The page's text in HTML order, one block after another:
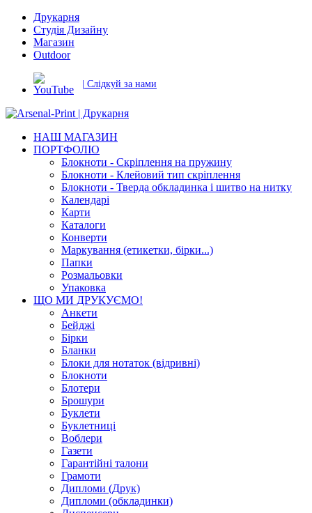
Друкарня
Студія Дизайну
Магазин
Outdoor
| Слідкуй за нами
НАШ МАГАЗИН
ПОРТФОЛІО
Блокноти - Скріплення на пружину
Блокноти - Клейовий тип скріплення
Блокноти - Тверда обкладинка і шитво на нитку
Календарі
Карти
Каталоги
Конверти
Маркування (етикетки, бірки...)
Папки
Розмальовки
Упаковка
ЩО МИ ДРУКУЄМО!
Анкети
Бейджі
Бірки
Бланки
Блоки для нотаток (відривні)
Блокноти
Блотери
Брошури
Буклети
Буклетниці
Воблери
Газети
Гарантійні талони
Грамоти
Дипломи (Друк)
Дипломи (обкладинки)